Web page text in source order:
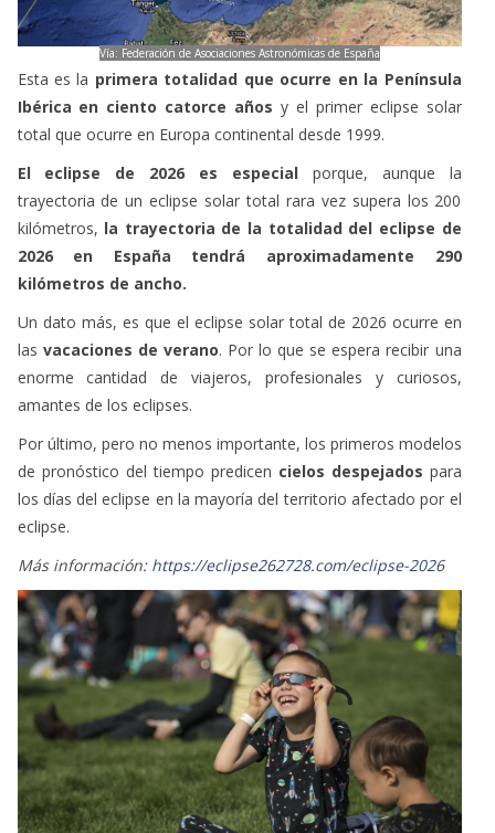
Vía: Federación de Asociaciones Astronómicas de España
Esta es la primera totalidad que ocurre en la Península
Ibérica en ciento catorce años y el primer eclipse solar
total que ocurre en Europa continental desde 1999.
El eclipse de 2026 es especialporque, aunque la
trayectoria de un eclipse solar total rara vez supera los 200
kilómetros, la trayectoria de la totalidad del eclipse de
2026 en España tendrá aproximadamente 290
kilómetros de ancho.
Un dato más, es que el eclipse solar total de 2026 ocurre en
las vacaciones de verano. Por lo que se espera recibir una
enorme cantidad de viajeros, profesionales y curiosos,
amantes de los eclipses.
Por último, pero no menos importante, los primeros modelos
de pronóstico del tiempo predicen cielos despejados para
los días del eclipse en la mayoría del territorio afectado por el
eclipse.
Más información: https://eclipse262728.com/eclipse-2026